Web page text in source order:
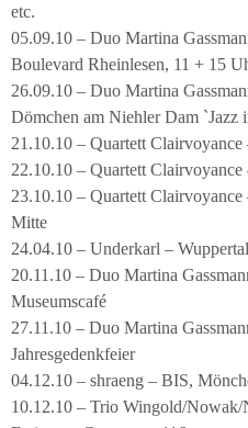
etc.
05.09.10 – Duo Martina
Boulevard Rheinlesen, 11 + 15
26.09.10 – Duo Martina
Dömchen am Niehler Dam `Jazz
21.10.10 – Quartett
22.10.10 – Quartett
23.10.10 – Quartett
Mitte
24.04.10 – Underkarl –
20.11.10 – Duo Martina
Museumscafé
27.11.10 – Duo Martina
Jahresgedenkfeier
04.12.10 – shraeng – BIS,
10.12.10 – Trio Wingold/